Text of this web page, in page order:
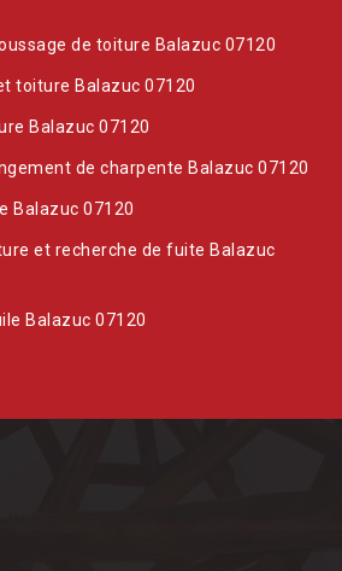
de toiture Balazuc 07120
toiture Balazuc 07120
Balazuc 07120
de charpente Balazuc 07120
Balazuc 07120
et recherche de fuite Balazuc
Balazuc 07120